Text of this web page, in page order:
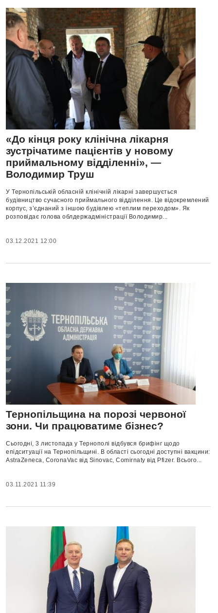
«До кінця року клінічна лікарня
зустрічатиме пацієнтів у новому
приймальному відділенні», —
Володимир Труш
У Тернопільській обласній клінічній лікарні завершується
будівництво сучасного приймального відділення. Це відокремлений
корпус, з’єднаний з іншою будівлею «теплим переходом». Як
розповідає голова облдержадміністрації Володимир...
03.12.2021 12:00
Тернопільщина на порозі червоної
зони. Чи працюватиме бізнес?
Сьогодні, 3 листопада у Тернополі відбувся брифінг щодо
епідситуації на Тернопільщині. В області сьогодні доступні вакцини:
AstraZeneca, CoronaVac від Sinovac, Comirnaty від Pfizer. Всього...
03.11.2021 11:39